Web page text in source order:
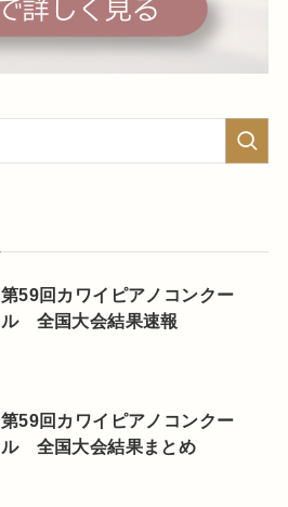
第59回カワイピアノコンクー
ル 全国大会結果速報
第59回カワイピアノコンクー
ル 全国大会結果まとめ